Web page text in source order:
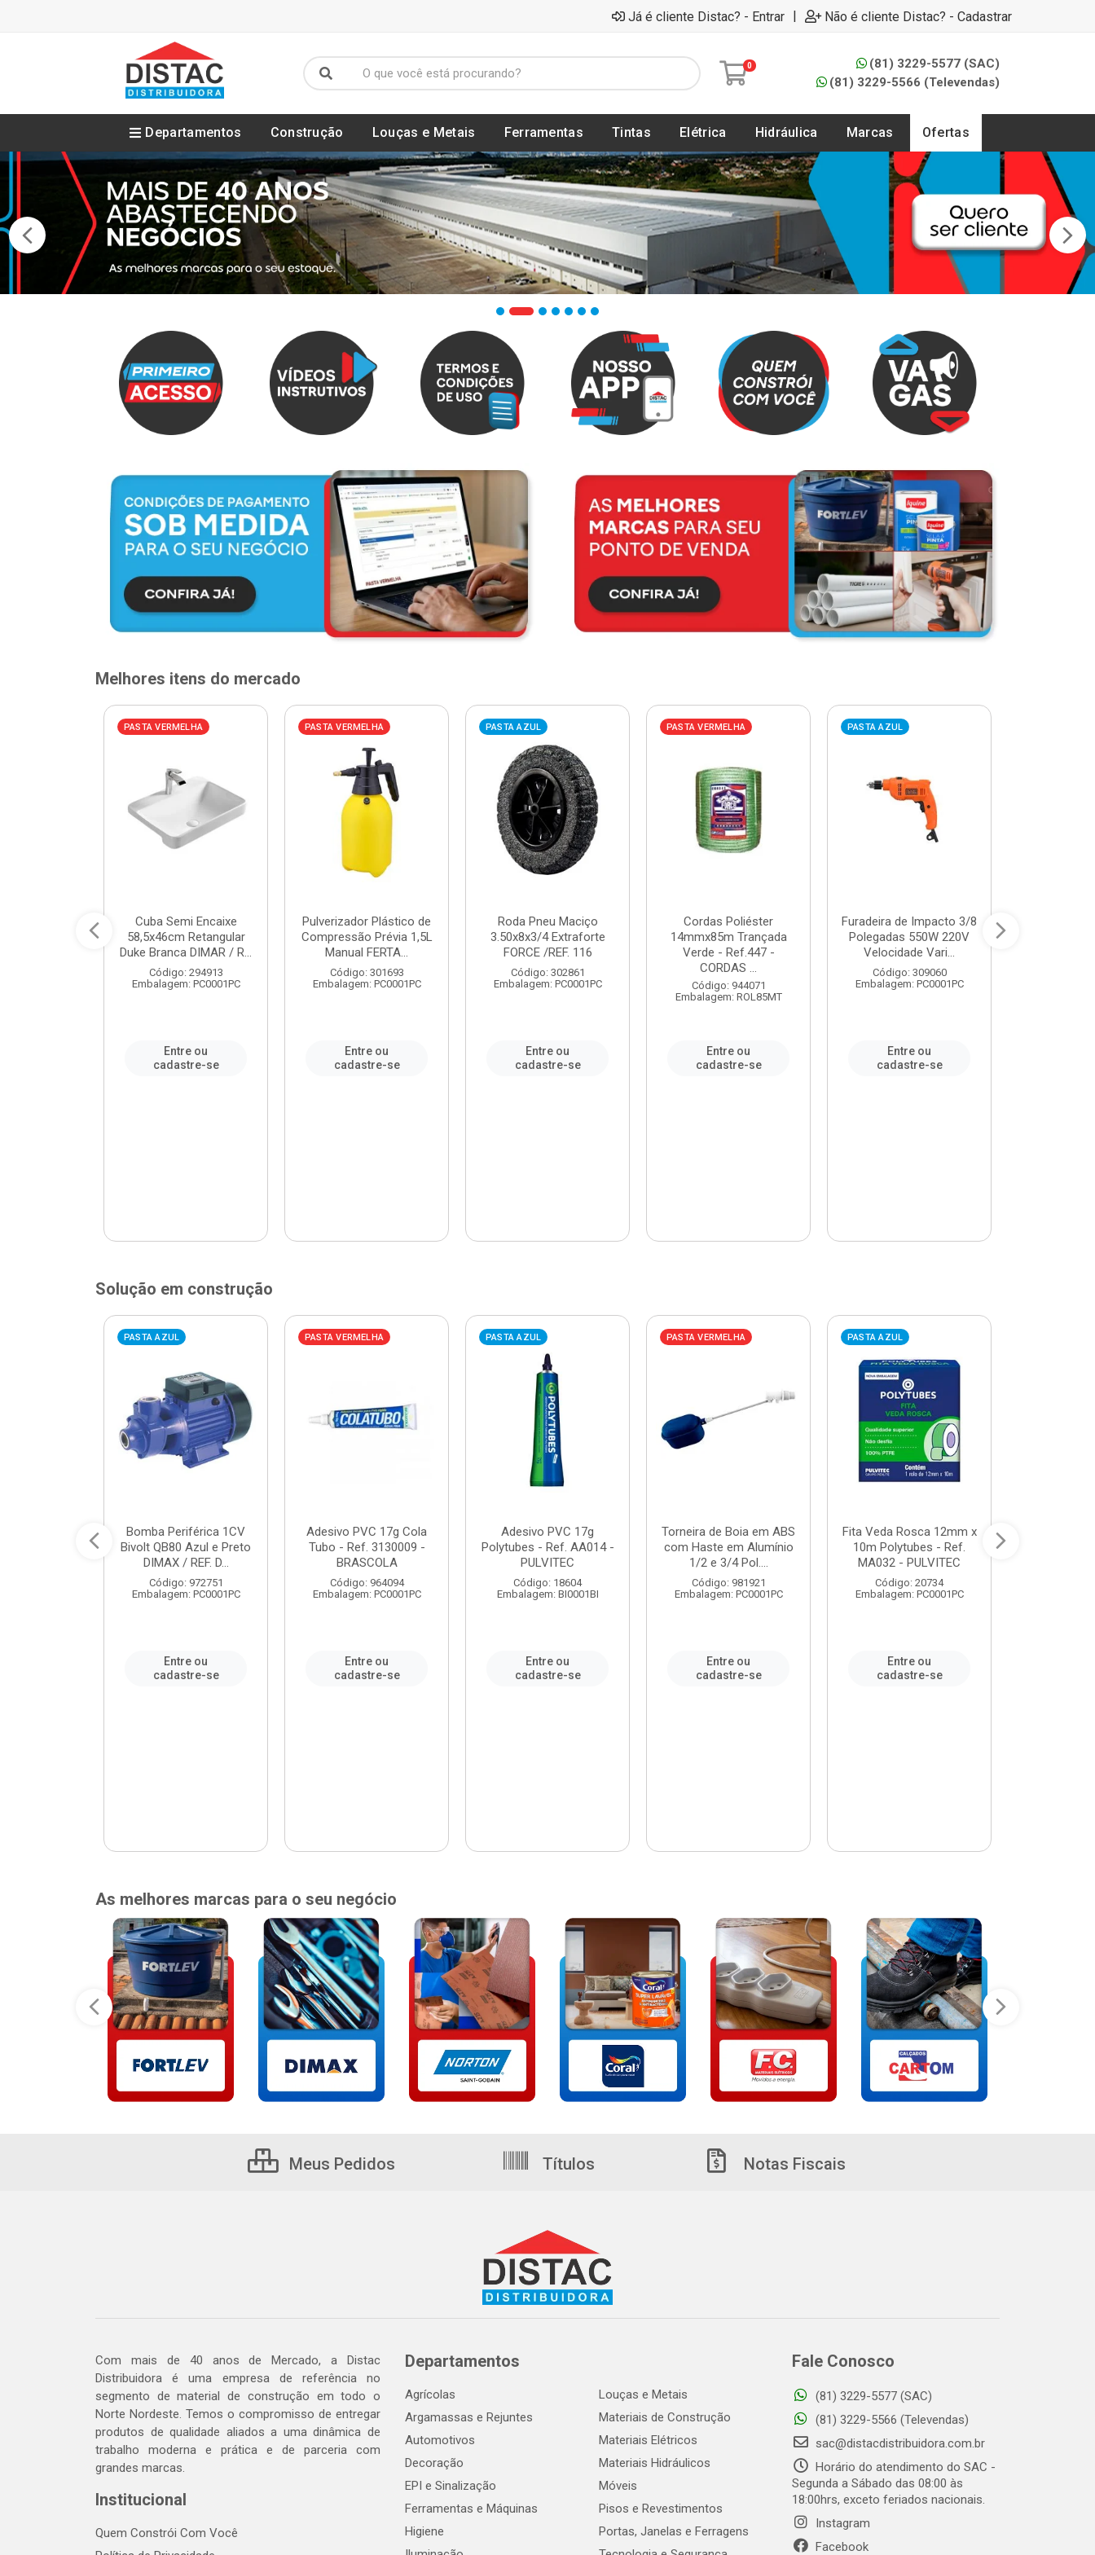
Já é cliente Distac? - Entrar | Não é cliente Distac? - Cadastrar
0
(81) 3229-5577 (SAC)
(81) 3229-5566 (Televendas)
Departamentos Construção Louças e Metais Ferramentas Tintas Elétrica Hidráulica Marcas Ofertas
Melhores itens do mercado
PASTA VERMELHA
Cuba Semi Encaixe
58,5x46cm Retangular
Duke Branca DIMAR / R...
Código: 294913
Embalagem: PC0001PC
Entre ou
cadastre-se
PASTA VERMELHA
Pulverizador Plástico de
Compressão Prévia 1,5L
Manual FERTA...
Código: 301693
Embalagem: PC0001PC
Entre ou
cadastre-se
PASTA AZUL
Roda Pneu Maciço
3.50x8x3/4 Extraforte
FORCE /REF. 116
Código: 302861
Embalagem: PC0001PC
Entre ou
cadastre-se
PASTA VERMELHA
Cordas Poliéster
14mmx85m Trançada
Verde - Ref.447 -
CORDAS ...
Código: 944071
Embalagem: ROL85MT
Entre ou
cadastre-se
PASTA AZUL
Furadeira de Impacto 3/8
Polegadas 550W 220V
Velocidade Vari...
Código: 309060
Embalagem: PC0001PC
Entre ou
cadastre-se
Solução em construção
PASTA AZUL
Bomba Periférica 1CV
Bivolt QB80 Azul e Preto
DIMAX / REF. D...
Código: 972751
Embalagem: PC0001PC
Entre ou
cadastre-se
PASTA VERMELHA
Adesivo PVC 17g Cola
Tubo - Ref. 3130009 -
BRASCOLA
Código: 964094
Embalagem: PC0001PC
Entre ou
cadastre-se
PASTA AZUL
Adesivo PVC 17g
Polytubes - Ref. AA014 -
PULVITEC
Código: 18604
Embalagem: BI0001BI
Entre ou
cadastre-se
PASTA VERMELHA
Torneira de Boia em ABS
com Haste em Alumínio
1/2 e 3/4 Pol....
Código: 981921
Embalagem: PC0001PC
Entre ou
cadastre-se
PASTA AZUL
Fita Veda Rosca 12mm x
10m Polytubes - Ref.
MA032 - PULVITEC
Código: 20734
Embalagem: PC0001PC
Entre ou
cadastre-se
As melhores marcas para o seu negócio
Meus Pedidos Títulos Notas Fiscais
Com mais de 40 anos de Mercado, a Distac
Distribuidora é uma empresa de referência no
segmento de material de construção em todo o
Norte Nordeste. Temos o compromisso de entregar
produtos de qualidade aliados a uma dinâmica de
trabalho moderna e prática e de parceria com
grandes marcas.
Institucional
Quem Constrói Com Você
Departamentos
Agrícolas
Argamassas e Rejuntes
Automotivos
Decoração
EPI e Sinalização
Ferramentas e Máquinas
Higiene
Louças e Metais
Materiais de Construção
Materiais Elétricos
Materiais Hidráulicos
Móveis
Pisos e Revestimentos
Portas, Janelas e Ferragens
Fale Conosco
(81) 3229-5577 (SAC)
(81) 3229-5566 (Televendas)
sac@distacdistribuidora.com.br
Horário do atendimento do SAC -
Segunda a Sábado das 08:00 às
18:00hrs, exceto feriados nacionais.
Instagram
Facebook